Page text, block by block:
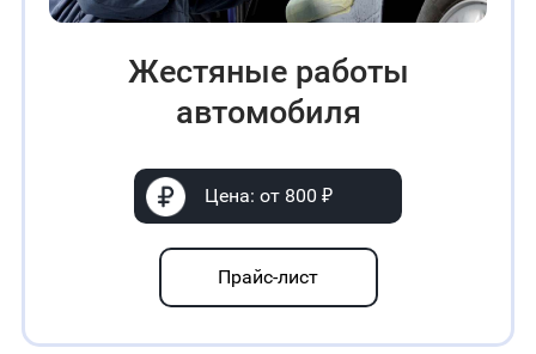
Жестяные работы
автомобиля
Цена: от 800 ₽
Прайс-лист